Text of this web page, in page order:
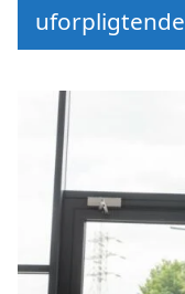
uforpligtende